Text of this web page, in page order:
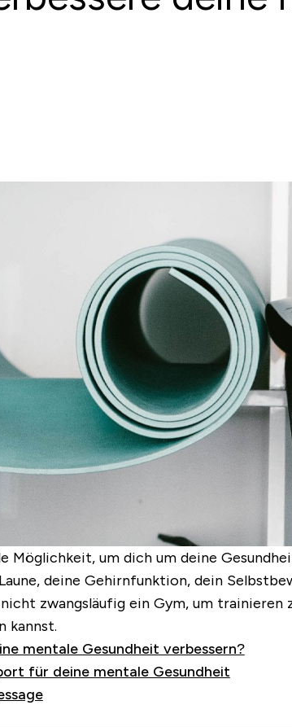
Möglichkeit, um dich um deine
deine Gehirnfunktion, dein
zwangsläufig ein Gym, um trainieren
kannst.
mentale Gesundheit verbessern?
für deine mentale Gesundheit